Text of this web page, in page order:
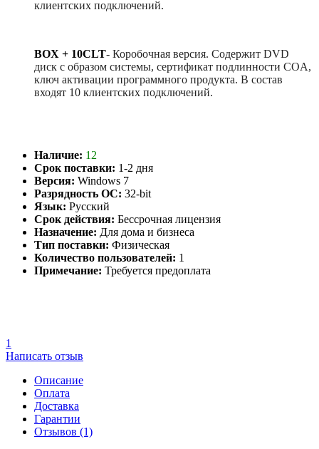
клиентских подключений.
BOX + 10CLT- Коробочная версия. Содержит DVD
диск с образом системы, сертификат подлинности COA,
ключ активации программного продукта. В состав
входят 10 клиентских подключений.
Наличие: 12
Срок поставки: 1-2 дня
Версия: Windows 7
Разрядность ОС: 32-bit
Язык: Русский
Срок действия: Бессрочная лицензия
Назначение: Для дома и бизнеса
Тип поставки: Физическая
Количество пользователей: 1
Примечание: Требуется предоплата
1
Написать отзыв
Описание
Оплата
Доставка
Гарантии
Отзывов (1)